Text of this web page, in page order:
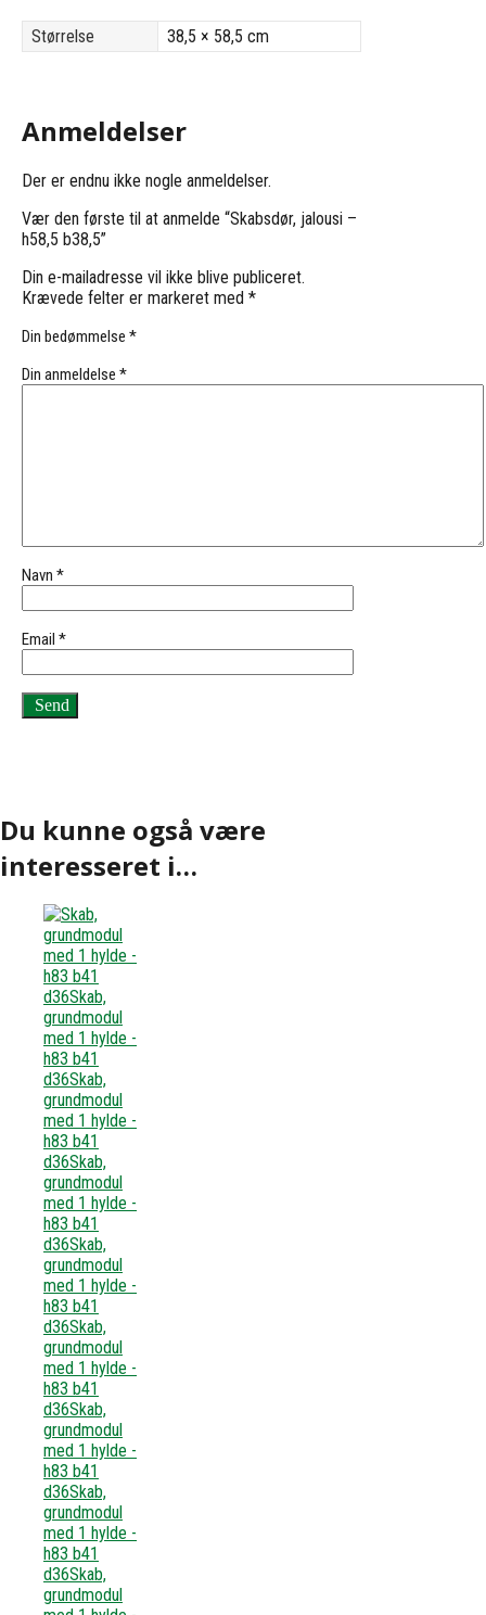
Størrelse 38,5 × 58,5 cm
Anmeldelser
Der er endnu ikke nogle anmeldelser.
Vær den første til at anmelde “Skabsdør, jalousi –
h58,5 b38,5”
Din e-mailadresse vil ikke blive publiceret.
Krævede felter er markeret med *
Din bedømmelse *
Din anmeldelse *
Navn *
Email *
Du kunne også være
interesseret i…